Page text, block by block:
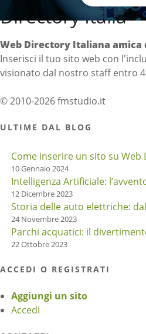
Directory Italia
Web Directory Italiana amica
Inserisci il tuo sito web con
visionato dal nostro staff entro
© 2010-2026 fmstudio.it
ULTIME DAL BLOG
Come inserire un sito su Web
10 Gennaio 2024
Intelligenza Artificiale:
12 Dicembre 2023
Storia delle auto elettriche:
24 Novembre 2023
Parchi acquatici: il
22 Ottobre 2023
ACCEDI O REGISTRATI
Aggiungi un sito
Accedi